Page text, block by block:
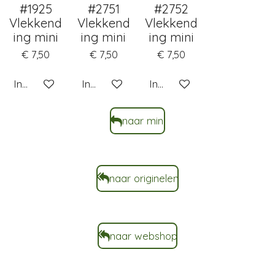
#1925
Vlekkend
ing mini
€ 7,50
In winkelwagen
#2751
Vlekkend
ing mini
€ 7,50
In winkelwagen
#2752
Vlekkend
ing mini
€ 7,50
In winkelwagen
naar mini
naar originelen
naar webshop